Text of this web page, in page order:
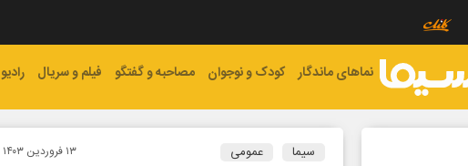
نماهای ماندگار کودک و نوجوان مصاحبه و گفتگو فیلم و سریال رادیو
سیما عمومی ۱۳ فروردين ۱۴۰۳ - ۱۶:۱۰